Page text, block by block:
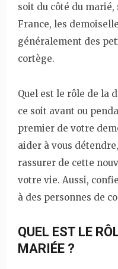
soit du côté du
France, les
généralement des
cortège.
Quel est le rôle de la
ce soit avant ou
premier de votre
aider à vous
rassurer de cette
votre vie. Aussi,
à des personnes de
QUEL EST LE
MARIÉE ?